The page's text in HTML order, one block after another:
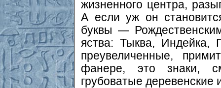
жизненного центра,
А если уж он
буквы —
яства: Тыква, Индейка,
преувеличенные,
фанере, это знаки,
грубоватые деревенские